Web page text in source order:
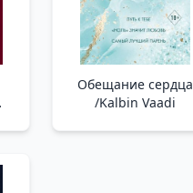
Обещание сердца
/Kalbin Vaadi